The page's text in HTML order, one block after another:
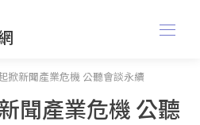
掀新聞產業危機 公聽會談永續
聞產業危機 公聽